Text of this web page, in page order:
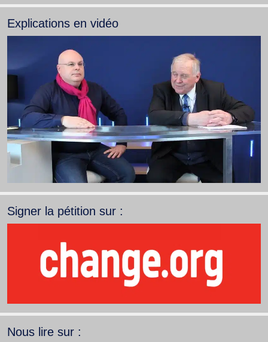
Explications en vidéo
Signer la pétition sur :
Nous lire sur :